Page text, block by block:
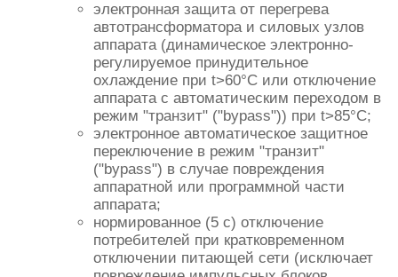
электронная защита от перегрева
автотрансформатора и силовых узлов
аппарата (динамическое электронно-
регулируемое принудительное
охлаждение при t>60°С или отключение
аппарата с автоматическим переходом в
режим "транзит" ("bypass")) при t>85°С;
электронное автоматическое защитное
переключение в режим "транзит"
("bypass") в случае повреждения
аппаратной или программной части
аппарата;
нормированное (5 с) отключение
потребителей при кратковременном
отключении питающей сети (исключает